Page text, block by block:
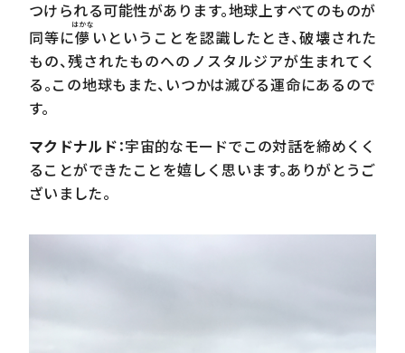
つけられる可能性があります。地球上すべてのものが
同等に儚
はかな
いということを認識したとき、破壊された
もの、残されたものへのノスタルジアが生まれてく
る。この地球もまた、いつかは滅びる運命にあるので
す。
マクドナルド ：宇宙的なモードでこの対話を締めくく
ることができたことを嬉しく思います。ありがとうご
ざいました。